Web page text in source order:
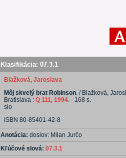
Klasifikácia: 07.3.1
Blažková, Jaroslava
Môj skvelý brat Robinson. / Blažková,
Bratislava : Q 111, 1994. - 168 s.
slo
ISBN 80-85401-42-8
Anotácia: doslov: Milan Jurčo
Kľúčové slová: 07.3.1